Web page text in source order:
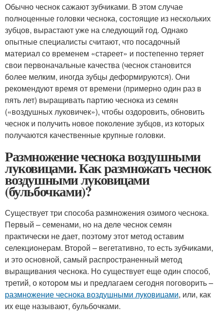
Обычно чеснок сажают зубчиками. В этом случае
полноценные головки чеснока, состоящие из нескольких
зубцов, вырастают уже на следующий год. Однако
опытные специалисты считают, что посадочный
материал со временем «стареет» и постепенно теряет
свои первоначальные качества (чеснок становится
более мелким, иногда зубцы деформируются). Они
рекомендуют время от времени (примерно один раз в
пять лет) выращивать партию чеснока из семян
(«воздушных луковичек»), чтобы оздоровить, обновить
чеснок и получить новое поколение зубцов, из которых
получаются качественные крупные головки.
Размножение чеснока воздушными
луковицами. Как размножать чеснок
воздушными луковицами
(бульбочками)?
Существует три способа размножения озимого чеснока.
Первый – семенами, но на деле чеснок семян
практически не дает, поэтому этот метод оставим
селекционерам. Второй – вегетативно, то есть зубчиками,
и это основной, самый распространенный метод
выращивания чеснока. Но существует еще один способ,
третий, о котором мы и предлагаем сегодня поговорить –
размножение чеснока воздушными луковицами, или, как
их еще называют, бульбочками.